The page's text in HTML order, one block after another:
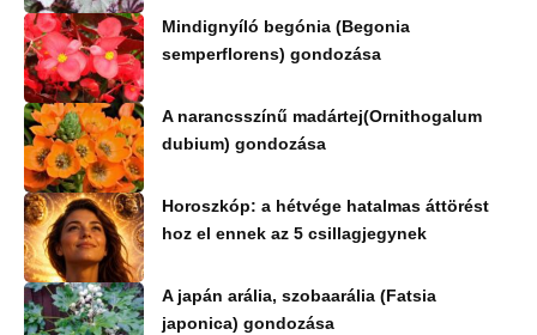
Mindignyíló begónia (Begonia
semperflorens) gondozása
A narancsszínű madártej(Ornithogalum
dubium) gondozása
Horoszkóp: a hétvége hatalmas áttörést
hoz el ennek az 5 csillagjegynek
A japán arália, szobaarália (Fatsia
japonica) gondozása